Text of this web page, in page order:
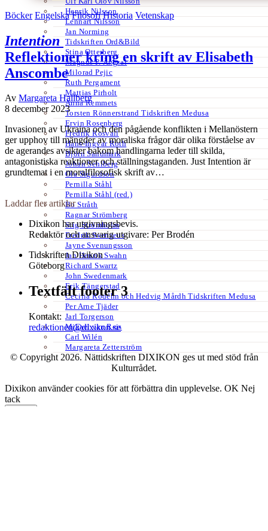
Henrik Nilsson
Lennart Nilsson
Jan Norming
Tidskriften Ord&Bild
Stina Otterberg
Magnus P. Ängsal
Milorad Pejic
Ruth Pergament
Mattias Pirholt
Anna Remmets
Torsten Rönnerstrand Tidskriften Medusa
Ervin Rosenberg
Fredrik Rosvall
Hans-Ingvar Roth
Björn Sandmark
Johan Sehlberg
Ola Sigurdson
Pernilla Ståhl
Pernilla Ståhl (red.)
Bo Stråth
Ragnar Strömberg
Stig Strömholm
Fredrik Svenaeus
Jayne Svenungsson
Jan Henrik Swahn
Richard Swartz
John Swedenmark
Erik Tängerstad
Cecilia Rodéhn och Hedvig Mårdh Tidskriften Medusa
Per Arne Tjäder
Jarl Torgerson
Mikael van Reis
Carl Wilén
Margareta Zetterström
Böcker Engelska Filosofi Historia Vetenskap
Intention
Reflektioner kring en skrift av Elisabeth
Anscombe
Av Margareta Hallberg
8 december 2023
Invasionen av Ukraina och den pågående konflikten i Mellanöstern
ger upphov till mängder av moraliska frågor där olika förståelse av
de agerandes avsikter bakom handlingarna leder till skilda,
antagonistiska reaktioner och ställningstaganden. Just Intention är
grundtemat i en moralfilosofisk skrift av…
Laddar fler artiklar
Dixikon har utgivningsbevis.
Redaktör och ansvarig utgivare: Per Brodén
Tidskriften Dixikon
Göteborg
Textfält footer 3
Kontakt:
redaktionen@dixikon.se
© Copyright 2026. Nättidskriften DIXIKON ges ut med stöd från
Kulturrådet.
Dixikon använder cookies för att förbättra din upplevelse. OK Nej
tack